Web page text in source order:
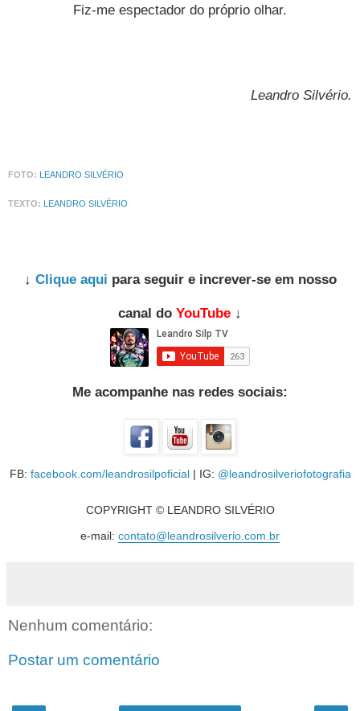
Fiz-me espectador do próprio olhar.
Leandro Silvério.
FOTO: LEANDRO SILVÉRIO
TEXTO: LEANDRO SILVÉRIO
↓ Clique aqui para seguir e increver-se em nosso
canal do YouTube ↓
Me acompanhe nas redes sociais:
FB: facebook.com/leandrosilpoficial| IG: @leandrosilveriofotografia
COPYRIGHT © LEANDRO SILVÉRIO
e-mail: contato@leandrosilverio.com.br
Nenhum comentário:
Postar um comentário